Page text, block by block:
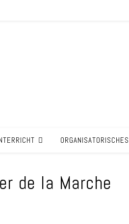
ORGANISATORISCHES
de la Marche